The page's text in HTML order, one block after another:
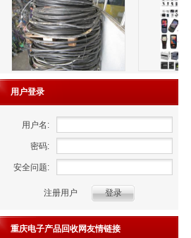
用户登录
用户名:
密码:
安全问题:
注册用户
重庆电子产品回收网友情链接